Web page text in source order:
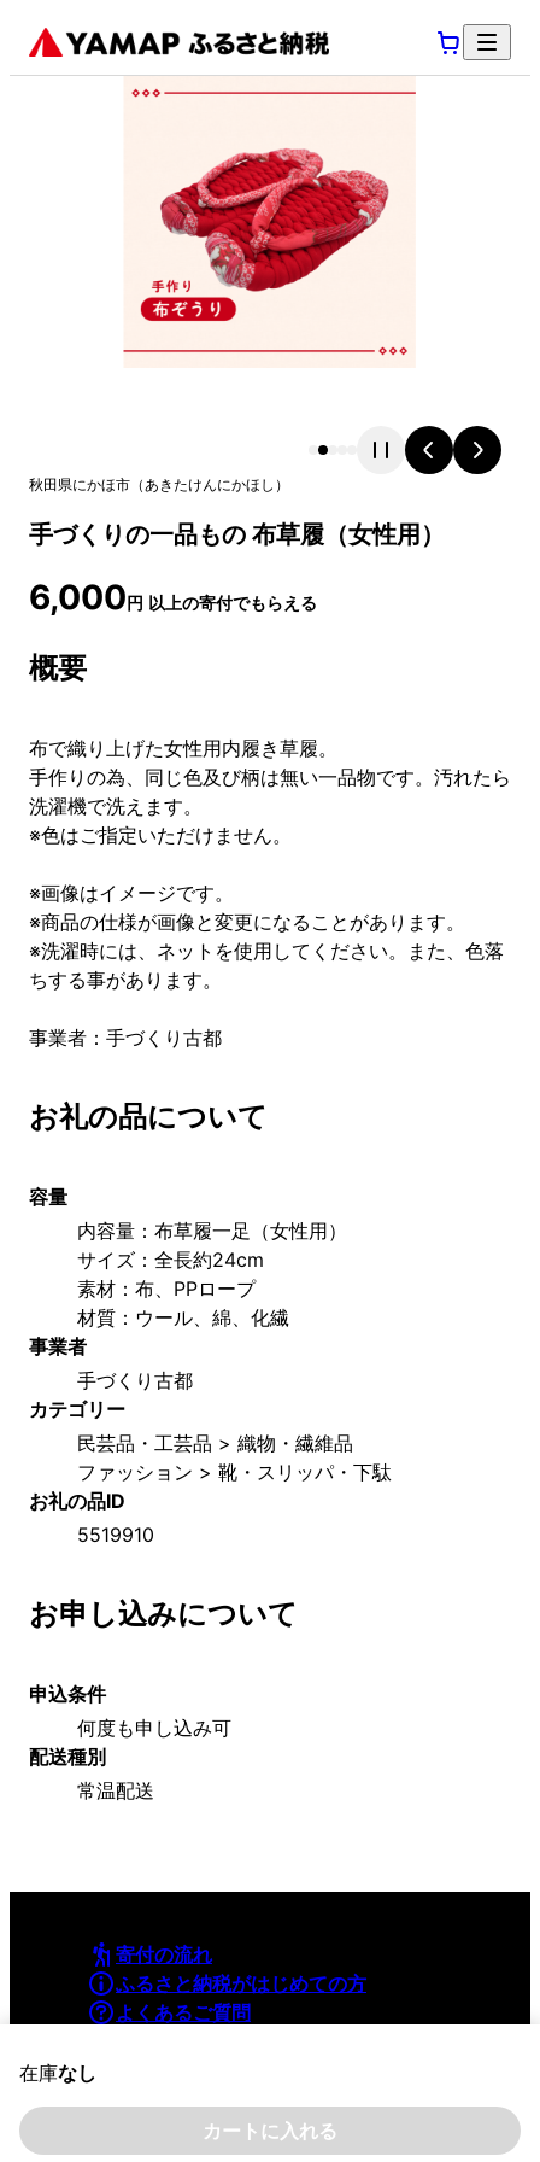
秋田県にかほ市 （あきたけんにかほし ）
手づくりの一品もの 布草履（女性用）
6,000円 以上の寄付でもらえる
在庫なし
カートに入れる
概要
布で織り上げた女性用内履き草履。
手作りの為、同じ色及び柄は無い一品物です。汚れたら
洗濯機で洗えます。
※色はご指定いただけません。
※画像はイメージです。
※商品の仕様が画像と変更になることがあります。
※洗濯時には、ネットを使用してください。また、色落
ちする事があります。
事業者：手づくり古都
お礼の品について
容量
内容量：布草履一足（女性用）
サイズ：全長約24cm
素材：布、PPロープ
材質：ウール、綿、化繊
事業者
手づくり古都
カテゴリー
民芸品・工芸品 > 織物・繊維品
ファッション > 靴・スリッパ・下駄
お礼の品ID
5519910
お申し込みについて
申込条件
何度も申し込み可
配送種別
常温配送
寄付の流れ
ふるさと納税がはじめての方
よくあるご質問
©YAMAPInc. ALL RIGHTS RESERVED.